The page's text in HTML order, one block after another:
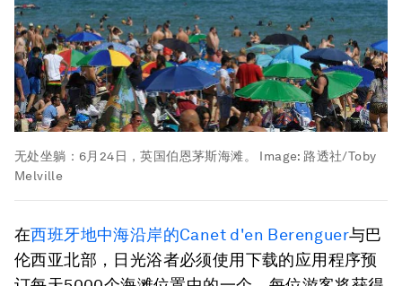
无处坐躺：6月24日，英国伯恩茅斯海滩。 Image: 路透社/Toby
Melville
在西班牙地中海沿岸的Canet d'en Berenguer与巴
伦西亚北部，日光浴者必须使用下载的应用程序预